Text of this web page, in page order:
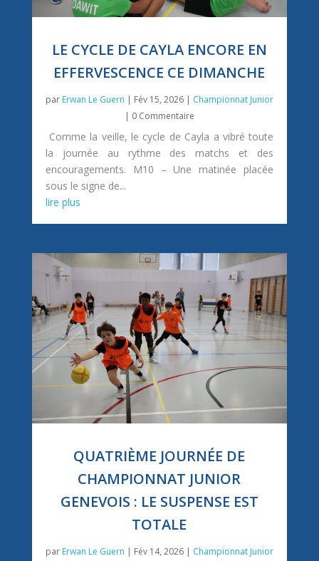
LE CYCLE DE CAYLA ENCORE EN
EFFERVESCENCE CE DIMANCHE
par Erwan Le Guern | Fév 15, 2026| Championnat Junior
| 0 Commentaire
Comme la veille, le cycle de Cayla a vibré toute
la journée au rythme des matchs et des
encouragements. M10 – Une matinée placée
sous le signe de...
lire plus
QUATRIÈME JOURNÉE DE
CHAMPIONNAT JUNIOR
GENEVOIS : LE SUSPENSE EST
TOTALE
par Erwan Le Guern | Fév 14, 2026| Championnat Junior